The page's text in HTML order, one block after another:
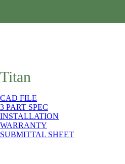
Titan
CAD FILE
3 PART SPEC
INSTALLATION
WARRANTY
SUBMITTAL SHEET